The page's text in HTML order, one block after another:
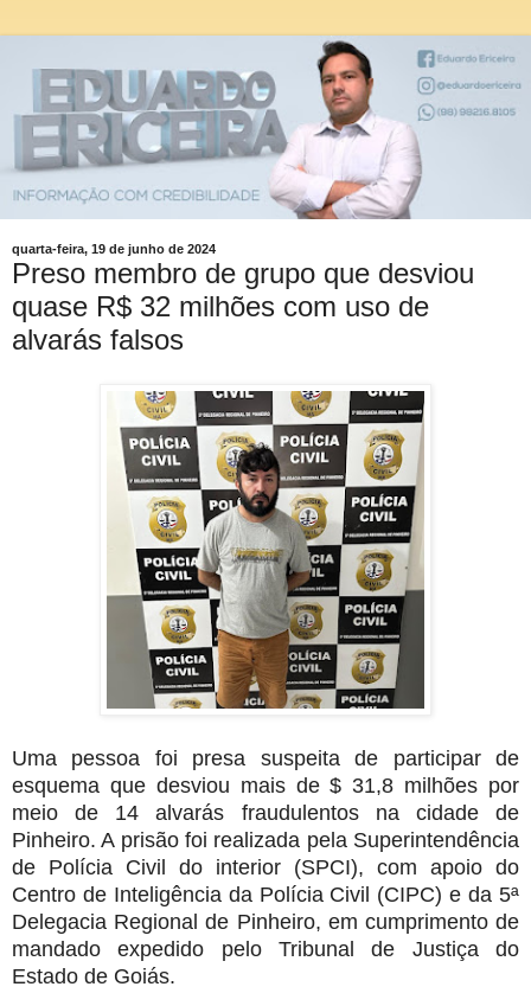
quarta-feira, 19 de junho de 2024
Preso membro de grupo que desviou
quase R$ 32 milhões com uso de
alvarás falsos
Uma pessoa foi presa suspeita de participar de
esquema que desviou mais de $ 31,8 milhões por
meio de 14 alvarás fraudulentos na cidade de
Pinheiro. A prisão foi realizada pela Superintendência
de Polícia Civil do interior (SPCI), com apoio do
Centro de Inteligência da Polícia Civil (CIPC) e da 5ª
Delegacia Regional de Pinheiro, em cumprimento de
mandado expedido pelo Tribunal de Justiça do
Estado de Goiás.